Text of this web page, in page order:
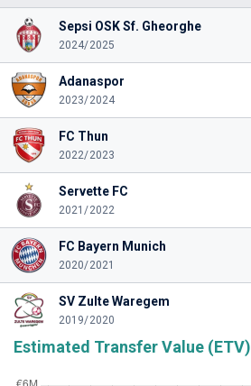
Sepsi OSK Sf. Gheorghe
2024/2025
Adanaspor
2023/2024
FC Thun
2022/2023
Servette FC
2021/2022
FC Bayern Munich
2020/2021
SV Zulte Waregem
2019/2020
Estimated Transfer Value (ETV)